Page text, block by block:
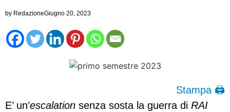
by RedazioneGiugno 20, 2023
Stampa 🖨
E’ un’escalation senza sosta la guerra di RAI